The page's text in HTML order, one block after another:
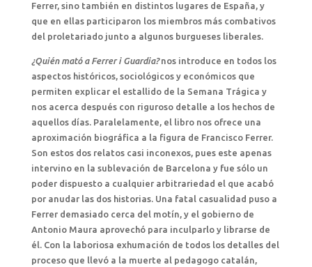
Ferrer, sino también en distintos lugares de España, y
que en ellas participaron los miembros más combativos
del proletariado junto a algunos burgueses liberales.
¿Quién mató a Ferrer i Guardia?nos introduce en todos los
aspectos históricos, sociológicos y económicos que
permiten explicar el estallido de la Semana Trágica y
nos acerca después con riguroso detalle a los hechos de
aquellos días. Paralelamente, el libro nos ofrece una
aproximación biográfica a la figura de Francisco Ferrer.
Son estos dos relatos casi inconexos, pues este apenas
intervino en la sublevación de Barcelona y fue sólo un
poder dispuesto a cualquier arbitrariedad el que acabó
por anudar las dos historias. Una fatal casualidad puso a
Ferrer demasiado cerca del motín, y el gobierno de
Antonio Maura aprovechó para inculparlo y librarse de
él. Con la laboriosa exhumación de todos los detalles del
proceso que llevó a la muerte al pedagogo catalán,